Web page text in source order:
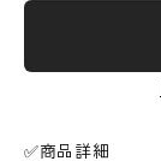
✅商品詳細